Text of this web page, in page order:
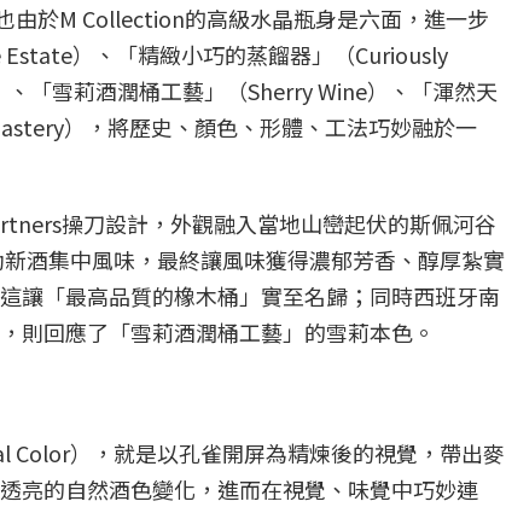
由於M Collection的高級水晶瓶身是六面，進一步
）、「精緻小巧的蒸餾器」（Curiously
「雪莉酒潤桶工藝」（Sherry Wine）、「渾然天
），將歷史、顏色、形體、工法巧妙融於一
操刀設計，外觀融入當地山巒起伏的斯佩河谷
酒集中風味，最終讓風味獲得濃郁芳香、醇厚紮實
讓「最高品質的橡木桶」實至名歸；同時西班牙南
則回應了「雪莉酒潤桶工藝」的雪莉本色。
），就是以孔雀開屏為精煉後的視覺，帶出麥
亮的自然酒色變化，進而在視覺、味覺中巧妙連